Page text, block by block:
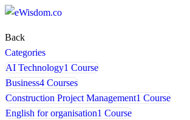
Back
Categories
AI Technology1 Course
Business4 Courses
Construction Project Management1 Course
English for organisation1 Course